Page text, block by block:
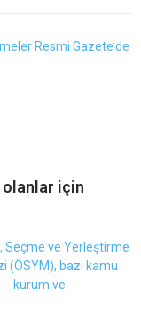
olanlar için